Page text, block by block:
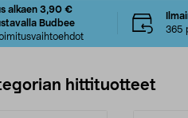
alkaen 3,90 €
Budbee
365
hittituotteet